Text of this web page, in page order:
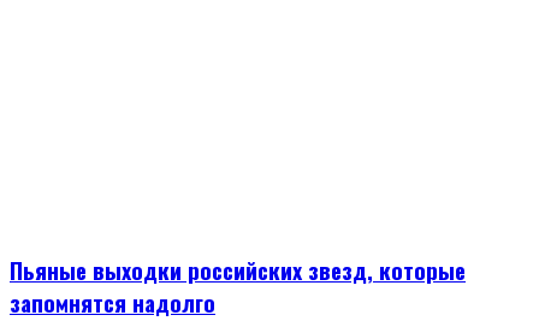
Пьяные выходки российских звезд, которые
запомнятся надолго